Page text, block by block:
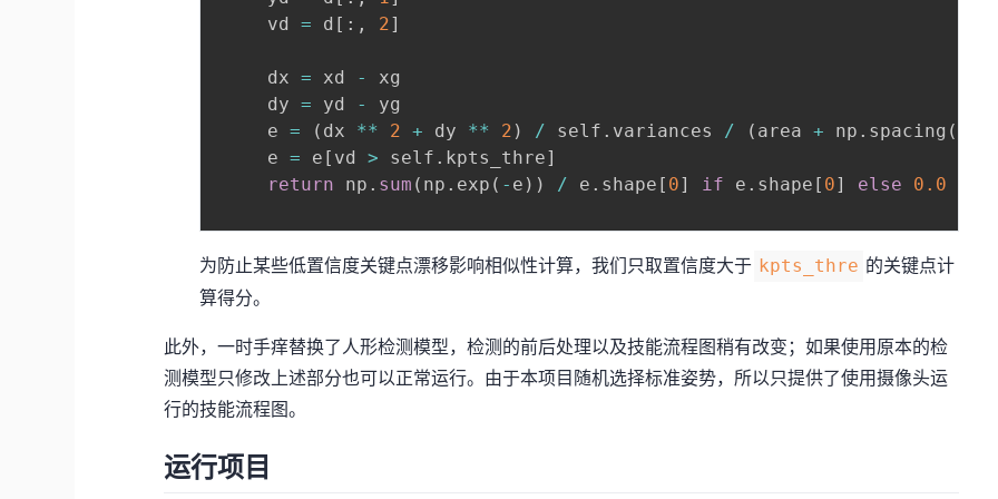
     vd
= d [ : , 2]
     dx
= xd -
xg
     dy
= yd -
yg
     e
= ( dx ** 2 + dy ** 2 ) / self . variances / ( area + np . spacing (
     e
= e [ vd > self . kpts_thre]
return np . sum ( np . exp ( - e ) ) / e . shape [ 0] if e . shape [ 0] else 0.0
为防止某些低置信度关键点漂移影响相似性计算，我们只取置信度大于 kpts_thre 的关键点计
算得分。
此外，一时手痒替换了人形检测模型，检测的前后处理以及技能流程图稍有改变；如果使用原本的检
测模型只修改上述部分也可以正常运行。由于本项目随机选择标准姿势，所以只提供了使用摄像头运
行的技能流程图。
运行项目